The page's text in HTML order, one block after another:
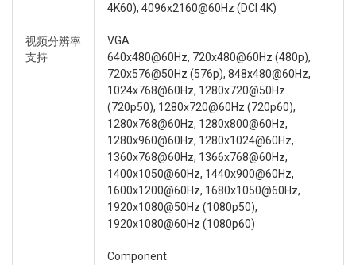
视频分辨率
支持
4K60), 4096x2160@60Hz (DCI 4K)
VGA
640x480@60Hz, 720x480@60Hz (480p),
720x576@50Hz (576p), 848x480@60Hz,
1024x768@60Hz, 1280x720@50Hz
(720p50), 1280x720@60Hz (720p60),
1280x768@60Hz, 1280x800@60Hz,
1280x960@60Hz, 1280x1024@60Hz,
1360x768@60Hz, 1366x768@60Hz,
1400x1050@60Hz, 1440x900@60Hz,
1600x1200@60Hz, 1680x1050@60Hz,
1920x1080@50Hz (1080p50),
1920x1080@60Hz (1080p60)
Component